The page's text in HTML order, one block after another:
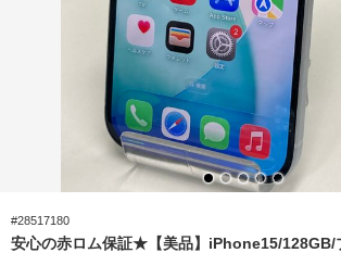
#28517180
安心の赤ロム保証★【美品】iPhone15/